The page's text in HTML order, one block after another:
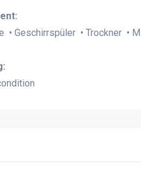
• Geschirrspüler • Trockner •